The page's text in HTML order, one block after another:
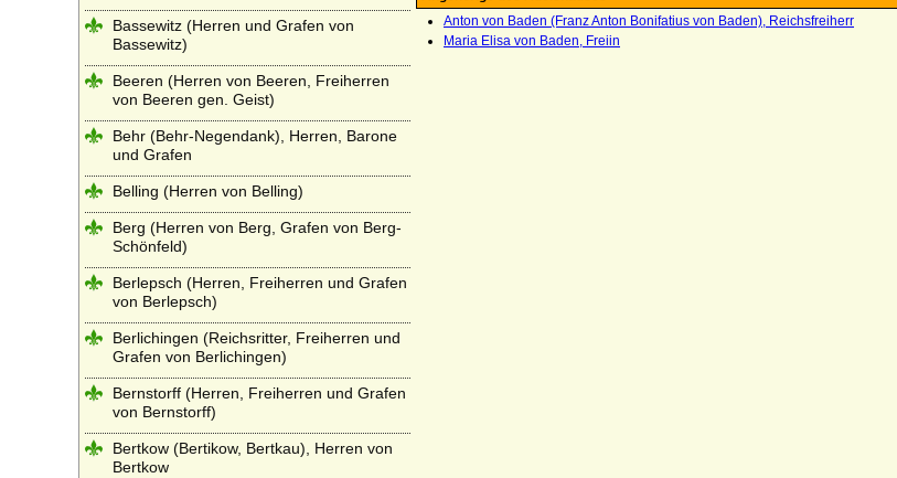
Anton von Baden (Franz Anton Bonifatius von Baden), Reichsfreiherr
Maria Elisa von Baden, Freiin
Bassewitz (Herren und Grafen von
Bassewitz)
Beeren (Herren von Beeren, Freiherren
von Beeren gen. Geist)
Behr (Behr-Negendank), Herren, Barone
und Grafen
Belling (Herren von Belling)
Berg (Herren von Berg, Grafen von Berg-
Schönfeld)
Berlepsch (Herren, Freiherren und Grafen
von Berlepsch)
Berlichingen (Reichsritter, Freiherren und
Grafen von Berlichingen)
Bernstorff (Herren, Freiherren und Grafen
von Bernstorff)
Bertkow (Bertikow, Bertkau), Herren von
Bertkow